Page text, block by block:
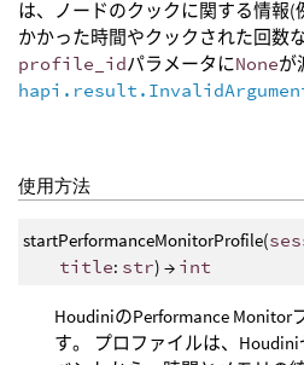
は、ノードのクックに関する情報
かかった時間やクックされた回数
profile_idパラメータにNoneが
使用方法
startPerformanceMonitorProfile(
title: str) → int
HoudiniのPerformance
す。 プロファイルは、